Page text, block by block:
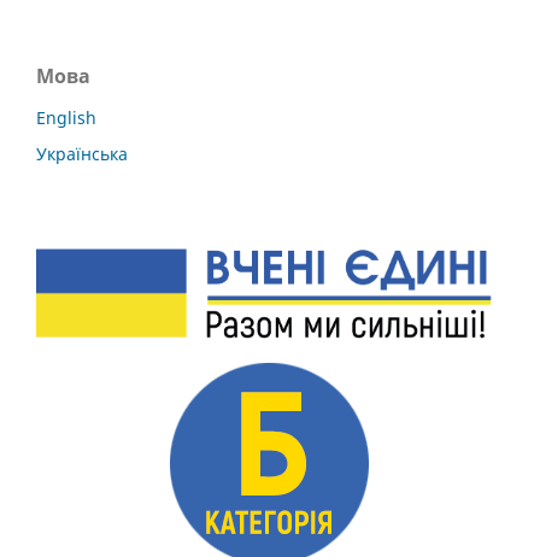
Мова
English
Українська